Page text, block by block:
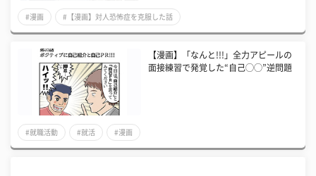
#漫画 #【漫画】対人恐怖症を克服した話
【漫画】「なんと!!!」全力アピールの
面接練習で発覚した“自己◯◯”逆問題
#就職活動 #就活 #漫画